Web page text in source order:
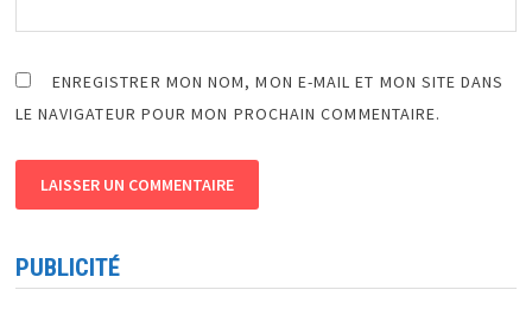
ENREGISTRER MON NOM, MON E-MAIL ET MON SITE DANS
LE NAVIGATEUR POUR MON PROCHAIN COMMENTAIRE.
PUBLICITÉ